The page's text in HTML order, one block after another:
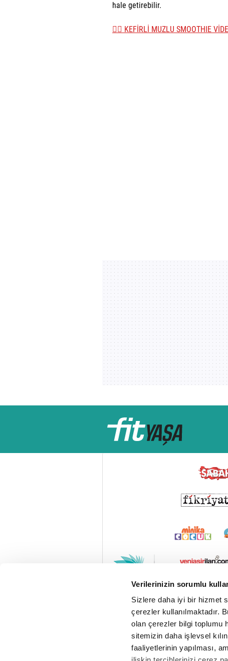
Verilerinizin sorumlu
Sizlere daha iyi bir hizmet
çerezler kullanılmaktadır.
olan çerezler bilgi toplumu
sitemizin daha işlevsel
faaliyetlerinin yapılması,
hale getirebilir.
👉🏼 KEFİRLİ MUZLU SMOOTHIE